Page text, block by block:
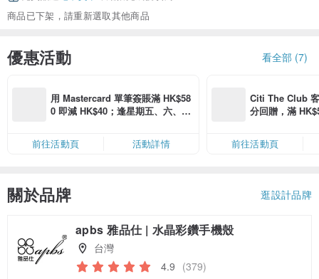
商品已下架，請重新選取其他商品
優惠活動 看全部 (7)
用 Mastercard 單筆簽賬滿 HK$58
0 即減 HK$40；逢星期五、六、日
限，額滿即止，僅限「常用信用
卡」結帳）
前往活動頁 活動詳情
Citi The Club
分回贈，滿
前往活動頁
關於品牌 逛設計品牌
apbs 雅品仕 | 水晶彩鑽手機殼
台灣
4.9 (379)